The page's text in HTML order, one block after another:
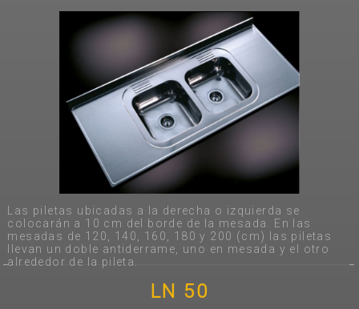
Las piletas ubicadas a la derecha o izquierda se
colocarán a 10 cm del borde de la mesada. En las
mesadas de 120, 140, 160, 180 y 200 (cm) las piletas
llevan un doble antiderrame, uno en mesada y el otro
alrededor de la pileta.
LN 50